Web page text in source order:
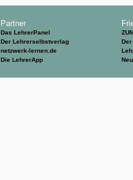
Partner
Das LehrerPanel
Der Lehrerselbstverlag
netzwerk-lernen.de
Die LehrerApp